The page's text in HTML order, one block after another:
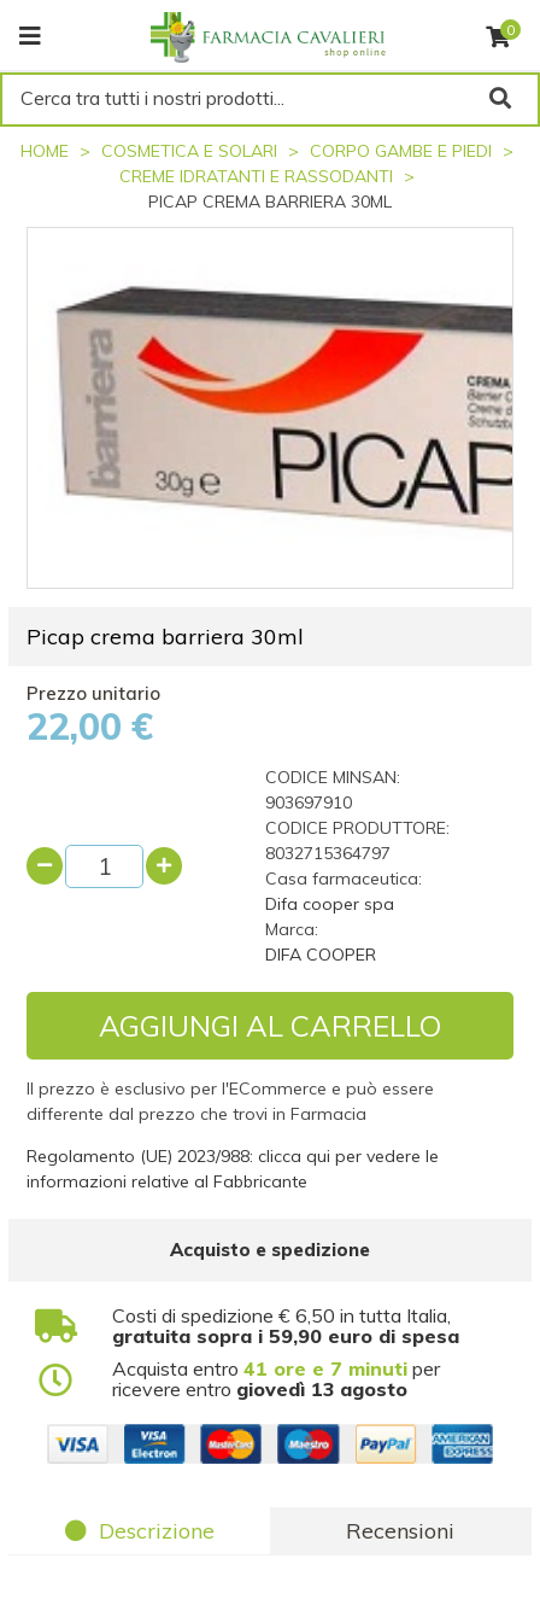
0
Cerca tra tutti i nostri prodotti...
HOME COSMETICA E SOLARI
CORPO GAMBE E PIEDI
CREME IDRATANTI E RASSODANTI
PICAP CREMA BARRIERA 30ML
Picap crema barriera 30ml
22,00 €
CODICE MINSAN:
903697910
CODICE PRODUTTORE:
8032715364797
Casa farmaceutica:
Difa cooper spa
Marca:
DIFA COOPER
AGGIUNGI AL CARRELLO
Il prezzo è esclusivo per l'ECommerce e può essere
differente dal prezzo che trovi in Farmacia
Regolamento (UE) 2023/988: clicca qui per vedere le
informazioni relative al Fabbricante
Acquisto e spedizione
Costi di spedizione € 6,50 in tutta Italia,
gratuita sopra i 59,90 euro di spesa
Acquista entro41 ore e 7 minuti per
ricevere entro giovedì 13 agosto
Descrizione Recensioni